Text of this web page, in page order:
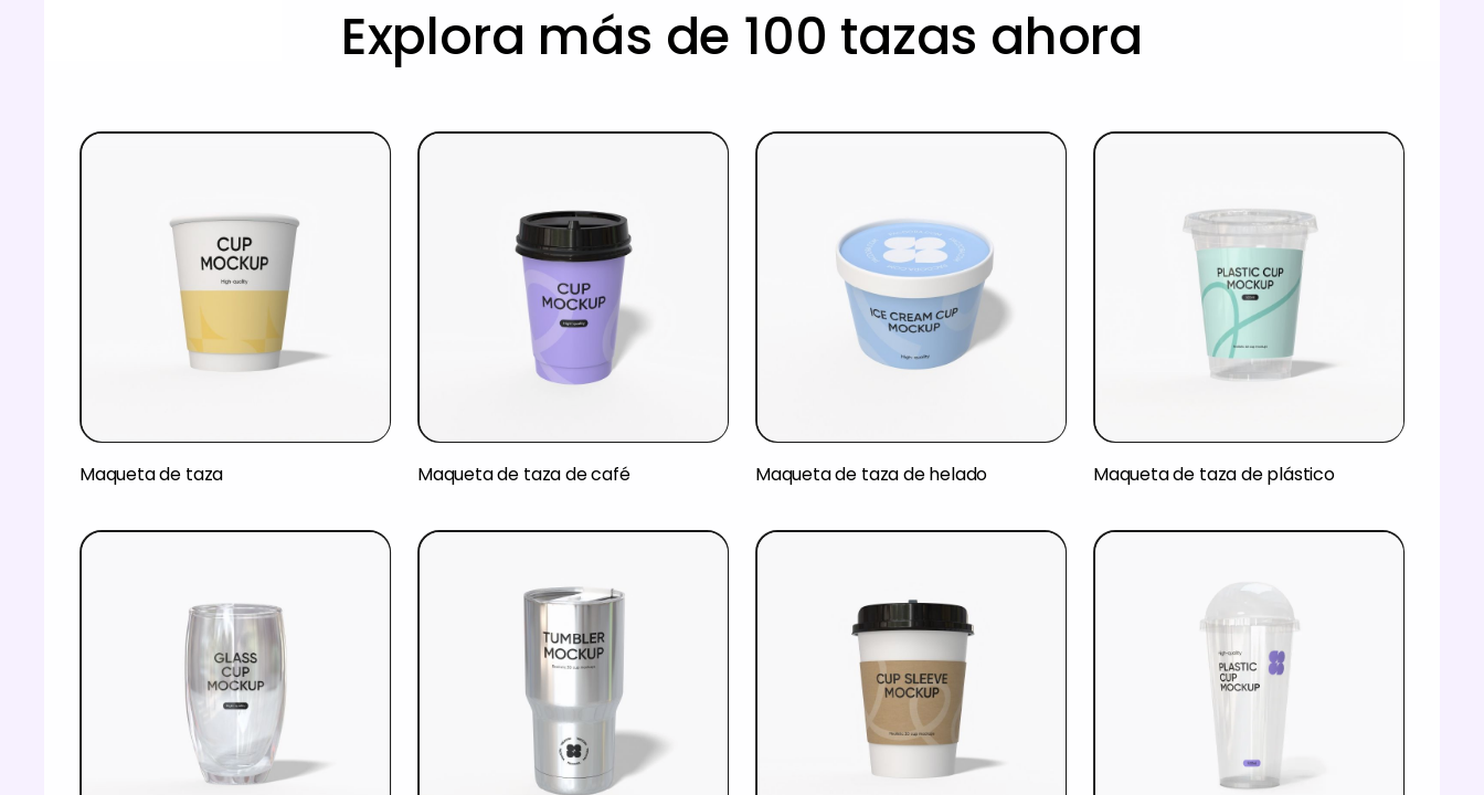
Explora más de 100 tazas ahora
Maqueta de taza Maqueta de taza de café Maqueta de taza de helado Maqueta de taza de plástico